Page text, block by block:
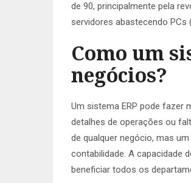
de 90, principalmente pela
servidores abastecendo
Como um
negócios?
Um sistema ERP pode fazer
detalhes de operações ou
de qualquer negócio, mas
contabilidade. A capacidade
beneficiar todos os